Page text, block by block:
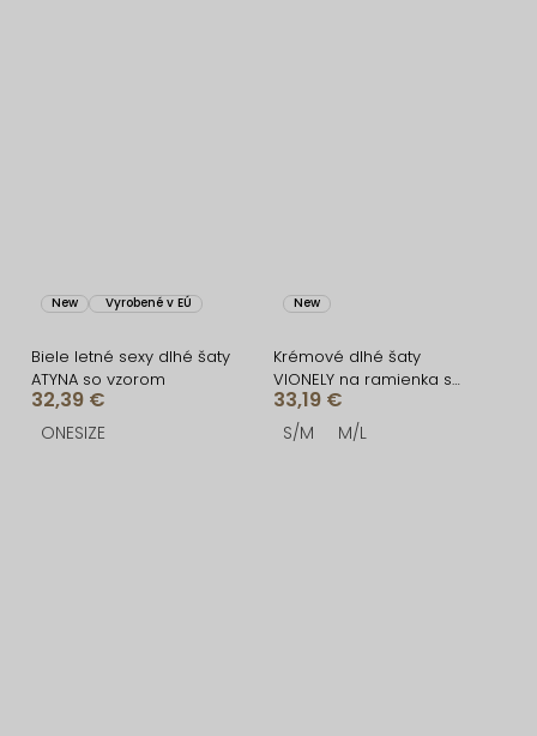
New Vyrobené v EÚ
Biele letné sexy dlhé šaty
ATYNA so vzorom
32,39 €
ONESIZE
New
Krémové dlhé šaty
VIONELY na ramienka s
čiernymi bodkami
33,19 €
S/M M/L